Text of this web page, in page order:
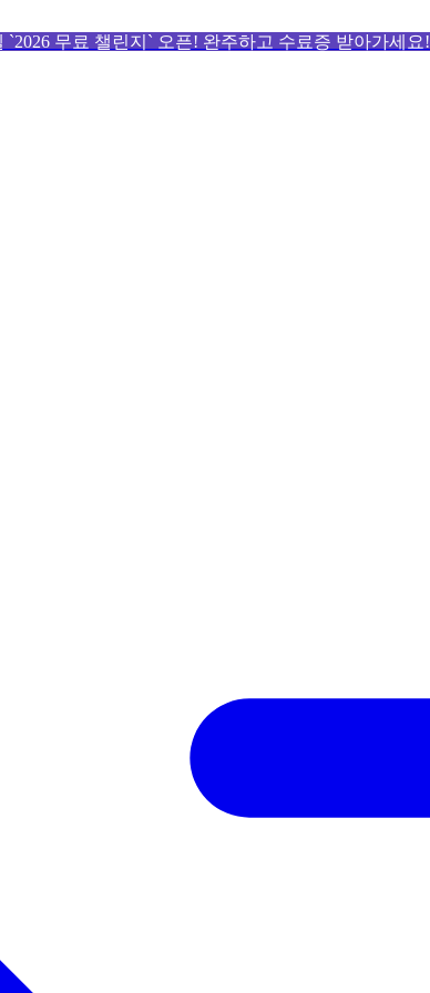
`2026 무료 챌린지` 오픈! 완주하고 수료증 받아가세요!